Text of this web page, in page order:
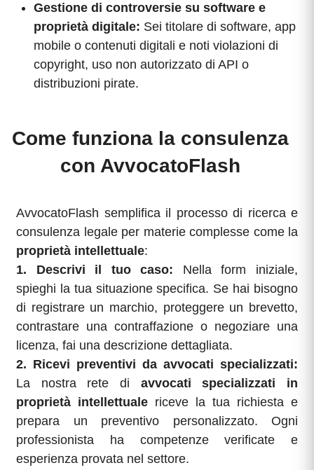
Gestione di controversie su software e
proprietà digitale: Sei titolare di software, app
mobile o contenuti digitali e noti violazioni di
copyright, uso non autorizzato di API o
distribuzioni pirate.
Come funziona la consulenza
con AvvocatoFlash
AvvocatoFlash semplifica il processo di ricerca e
consulenza legale per materie complesse come la
proprietà intellettuale:
1. Descrivi il tuo caso: Nella form iniziale,
spieghi la tua situazione specifica. Se hai bisogno
di registrare un marchio, proteggere un brevetto,
contrastare una contraffazione o negoziare una
licenza, fai una descrizione dettagliata.
2. Ricevi preventivi da avvocati specializzati:
La nostra rete di avvocati specializzati in
proprietà intellettuale riceve la tua richiesta e
prepara un preventivo personalizzato. Ogni
professionista ha competenze verificate e
esperienza provata nel settore.